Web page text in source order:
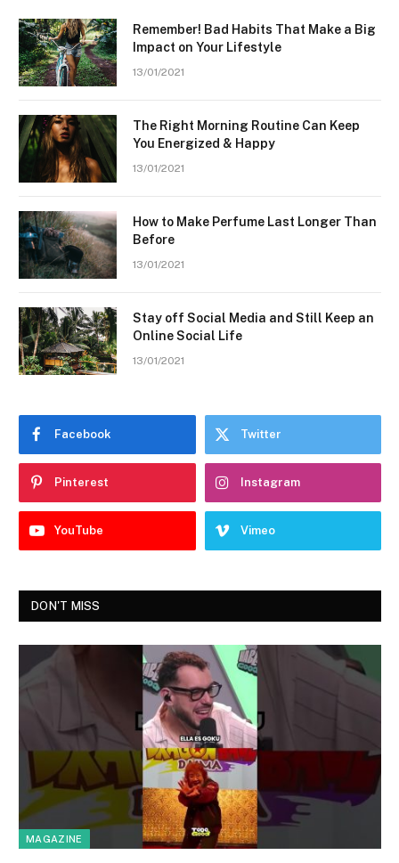
Remember! Bad Habits That Make a Big
Impact on Your Lifestyle
13/01/2021
The Right Morning Routine Can Keep
You Energized & Happy
13/01/2021
How to Make Perfume Last Longer Than
Before
13/01/2021
Stay off Social Media and Still Keep an
Online Social Life
13/01/2021
Facebook Twitter
Pinterest Instagram
YouTube Vimeo
DON'T MISS
MAGAZINE